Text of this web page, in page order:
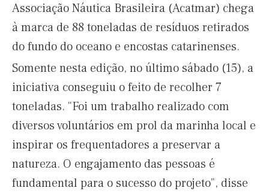
Associação Náutica Brasileira (Acatmar) chega
à marca de 88 toneladas de resíduos retirados
do fundo do oceano e encostas catarinenses.
Somente nesta edição, no último sábado (15), a
iniciativa conseguiu o feito de recolher 7
toneladas. “Foi um trabalho realizado com
diversos voluntários em prol da marinha local e
inspirar os frequentadores a preservar a
natureza. O engajamento das pessoas é
fundamental para o sucesso do projeto”, disse